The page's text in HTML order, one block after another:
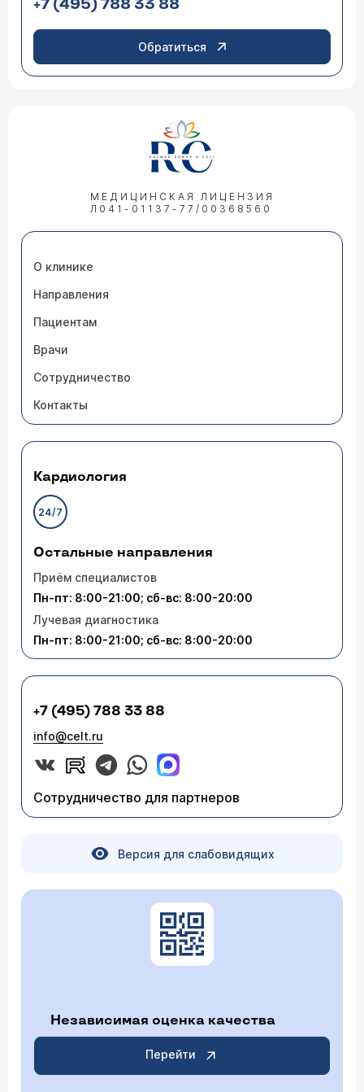
+7 (495) 788 33 88
Обратиться
МЕДИЦИНСКАЯ ЛИЦЕНЗИЯ
Л041-01137-77/00368560
О клинике
Направления
Пациентам
Врачи
Сотрудничество
Контакты
Кардиология
24/7
Остальные направления
Приём специалистов
Пн-пт: 8:00-21:00; сб-вс: 8:00-20:00
Лучевая диагностика
Пн-пт: 8:00-21:00; сб-вс: 8:00-20:00
+7 (495) 788 33 88
info@celt.ru
Сотрудничество для партнеров
Версия для слабовидящих
Независимая оценка качества
Перейти